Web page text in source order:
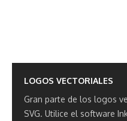
LOGOS VECTORIALES
Gran parte de los logos
SVG. Utilice el software